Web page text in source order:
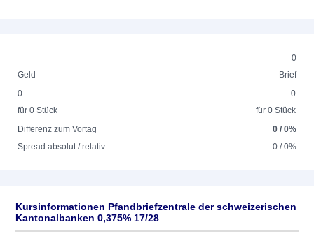
0
Geld
Brief
0
für 0 Stück
0
für 0 Stück
Differenz zum Vortag
0 / 0%
Spread absolut / relativ
0 / 0%
Kursinformationen Pfandbriefzentrale der schweizerischen
Kantonalbanken 0,375% 17/28